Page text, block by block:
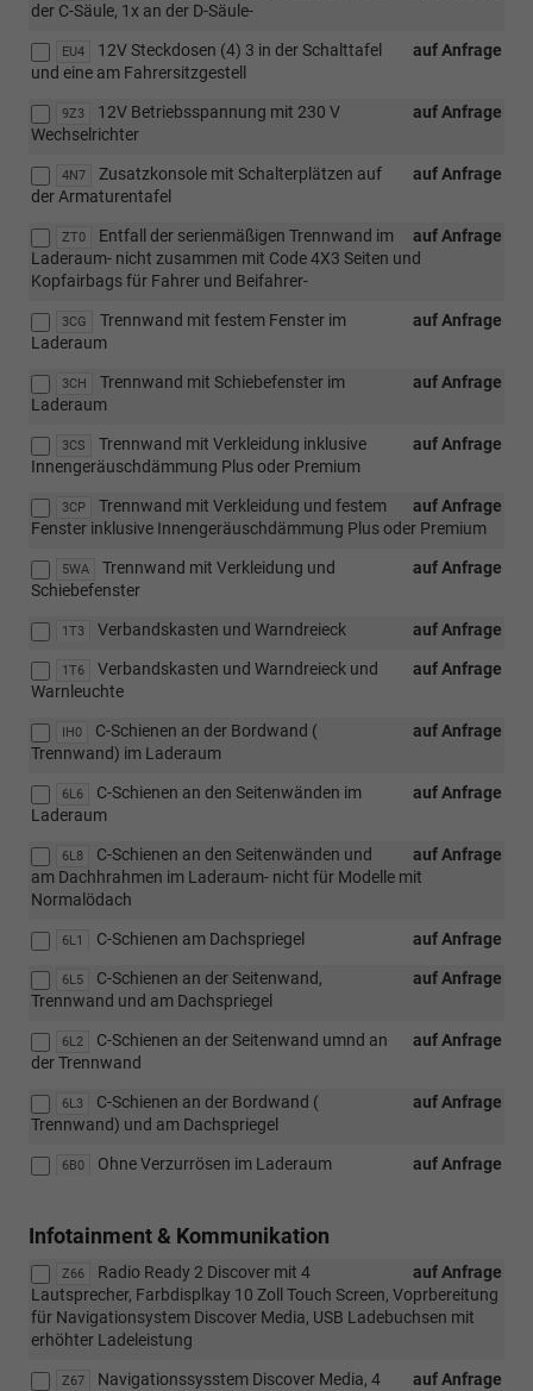
der C-Säule, 1x an der D-Säule-
EU4 auf Anfrage
12V Steckdosen (4) 3 in der Schalttafel
und eine am Fahrersitzgestell
9Z3 auf Anfrage
12V Betriebsspannung mit 230 V
Wechselrichter
4N7 auf Anfrage
Zusatzkonsole mit Schalterplätzen auf
der Armaturentafel
ZT0 auf Anfrage
Entfall der serienmäßigen Trennwand im
Laderaum- nicht zusammen mit Code 4X3 Seiten und
Kopfairbags für Fahrer und Beifahrer-
3CG auf Anfrage
Trennwand mit festem Fenster im
Laderaum
3CH auf Anfrage
Trennwand mit Schiebefenster im
Laderaum
3CS auf Anfrage
Trennwand mit Verkleidung inklusive
Innengeräuschdämmung Plus oder Premium
3CP auf Anfrage
Trennwand mit Verkleidung und festem
Fenster inklusive Innengeräuschdämmung Plus oder Premium
5WA auf Anfrage
Trennwand mit Verkleidung und
Schiebefenster
1T3 auf Anfrage
Verbandskasten und Warndreieck
1T6 auf Anfrage
Verbandskasten und Warndreieck und
Warnleuchte
IH0 auf Anfrage
C-Schienen an der Bordwand (
Trennwand) im Laderaum
6L6 auf Anfrage
C-Schienen an den Seitenwänden im
Laderaum
6L8 auf Anfrage
C-Schienen an den Seitenwänden und
am Dachhrahmen im Laderaum- nicht für Modelle mit
Normalödach
6L1 auf Anfrage
C-Schienen am Dachspriegel
6L5 auf Anfrage
C-Schienen an der Seitenwand,
Trennwand und am Dachspriegel
6L2 auf Anfrage
C-Schienen an der Seitenwand umnd an
der Trennwand
6L3 auf Anfrage
C-Schienen an der Bordwand (
Trennwand) und am Dachspriegel
6B0 auf Anfrage
Ohne Verzurrösen im Laderaum
Infotainment & Kommunikation
Z66 auf Anfrage
Radio Ready 2 Discover mit 4
Lautsprecher, Farbdisplkay 10 Zoll Touch Screen, Voprbereitung
für Navigationsystem Discover Media, USB Ladebuchsen mit
erhöhter Ladeleistung
Z67 auf Anfrage
Navigationssysstem Discover Media, 4